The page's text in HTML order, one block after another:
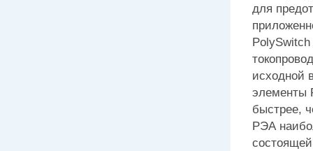
для
PolySwitch
исходной
элементы
быстрее,
РЭА